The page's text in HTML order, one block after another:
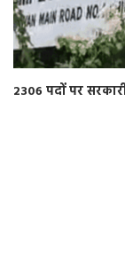
2306 पदों पर